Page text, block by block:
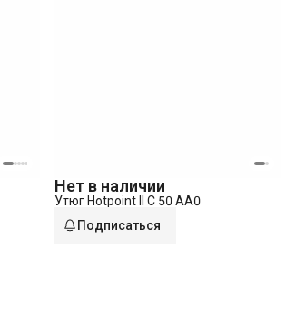
Нет в наличии
Утюг Hotpoint II C 50 AA0
Подписаться